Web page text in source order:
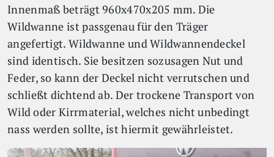
Innenmaß beträgt 960x470x205 mm. Die
Wildwanne ist passgenau für den Träger
angefertigt. Wildwanne und Wildwannendeckel
sind identisch. Sie besitzen sozusagen Nut und
Feder, so kann der Deckel nicht verrutschen und
schließt dichtend ab. Der trockene Transport von
Wild oder Kirrmaterial, welches nicht unbedingt
nass werden sollte, ist hiermit gewährleistet.